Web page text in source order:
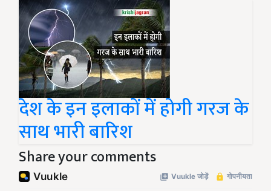
देश के इन इलाकों में होगी गरज के
साथ भारी बारिश
Share your comments